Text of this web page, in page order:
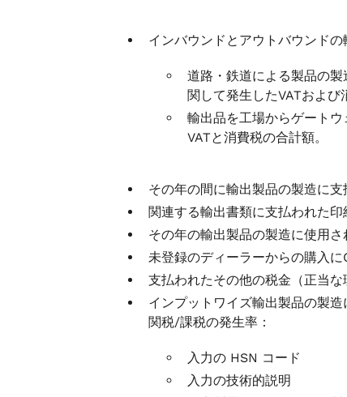
インバウンドとアウトバウンドの
道路・鉄道による製品の
関して発生したVATおよ
輸出品を工場からゲート
VATと消費税の合計額。
その年の間に輸出製品の製造に支
関連する輸出書類に支払われた印
その年の輸出製品の製造に使用さ
未登録のディーラーからの購入
支払われたその他の税金（正当な
インプットワイズ輸出製品の製
関税/課税の発生率：
入力の HSN コード
入力の技術的説明